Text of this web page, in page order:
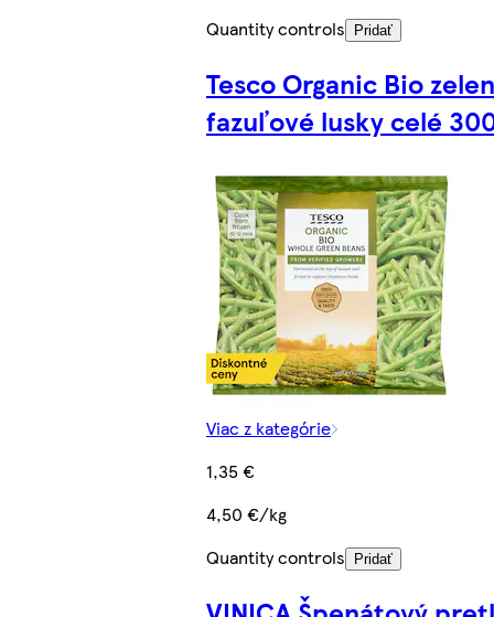
Quantity controls
Pridať
Tesco Organic Bio
fazuľové lusky celé
Viac z kategórie
1,35 €
4,50 €/kg
Quantity controls
Pridať